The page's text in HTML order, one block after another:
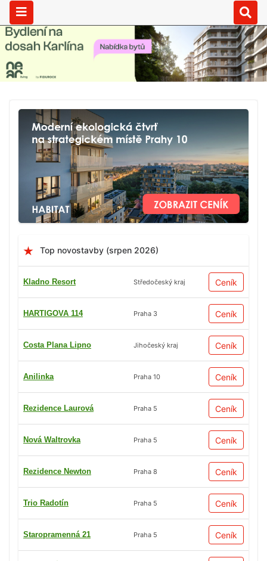
Top novostavby (srpen 2026)
Kladno Resort Středočeský kraj Ceník
HARTIGOVA 114 Praha 3 Ceník
Costa Plana Lipno Jihočeský kraj Ceník
Anilinka Praha 10 Ceník
Rezidence Laurová Praha 5 Ceník
Nová Waltrovka Praha 5 Ceník
Rezidence Newton Praha 8 Ceník
Trio Radotín Praha 5 Ceník
Staropramenná 21 Praha 5 Ceník